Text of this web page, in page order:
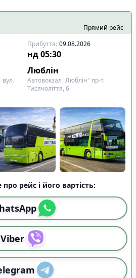
Прямий рейс
Прибуття: 09.08.2026
нд 05:30
Люблін
Автовокзал "Люблін" пр-т.
Тисячоліття, 6
про рейс і його вартість:
Viber